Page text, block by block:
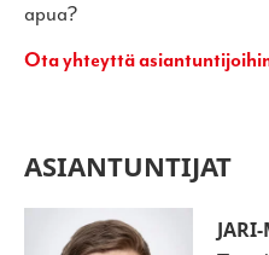
apua?
Ota yhteyttä
ASIANTUNTIJAT